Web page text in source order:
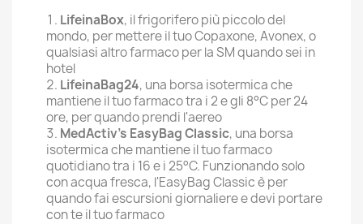
LifeinaBox, il frigorifero più piccolo del
mondo, per mettere il tuo Copaxone, Avonex, o
qualsiasi altro farmaco per la SM quando sei in
hotel
LifeinaBag24, una borsa isotermica che
mantiene il tuo farmaco tra i 2 e gli 8°C per 24
ore, per quando prendi l'aereo
MedActiv's EasyBag Classic, una borsa
isotermica che mantiene il tuo farmaco
quotidiano tra i 16 e i 25°C. Funzionando solo
con acqua fresca, l'EasyBag Classic è per
quando fai escursioni giornaliere e devi portare
con te il tuo farmaco